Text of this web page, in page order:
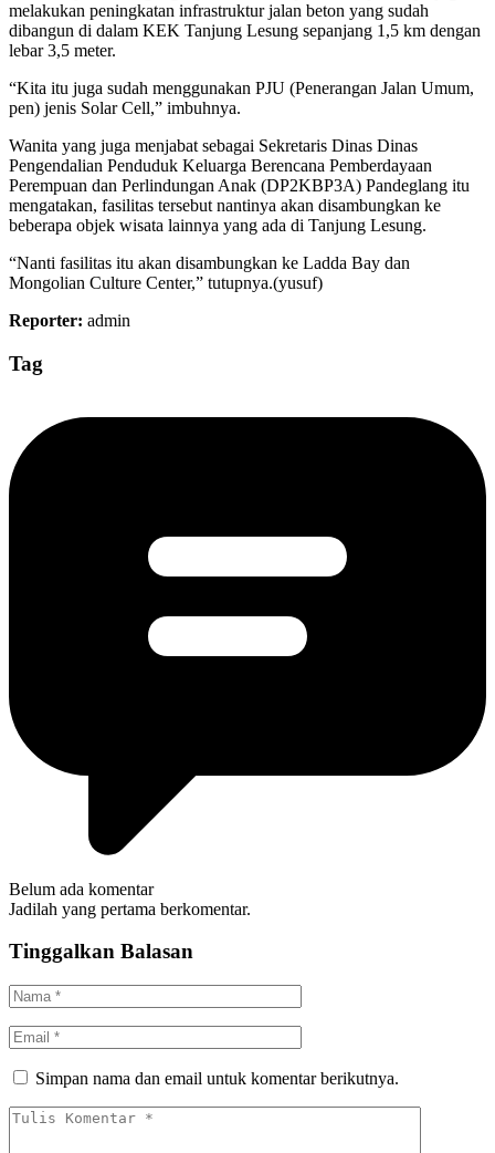
melakukan peningkatan infrastruktur jalan beton yang sudah
dibangun di dalam KEK Tanjung Lesung sepanjang 1,5 km dengan
lebar 3,5 meter.
“Kita itu juga sudah menggunakan PJU (Penerangan Jalan Umum,
pen) jenis Solar Cell,” imbuhnya.
Wanita yang juga menjabat sebagai Sekretaris Dinas Dinas
Pengendalian Penduduk Keluarga Berencana Pemberdayaan
Perempuan dan Perlindungan Anak (DP2KBP3A) Pandeglang itu
mengatakan, fasilitas tersebut nantinya akan disambungkan ke
beberapa objek wisata lainnya yang ada di Tanjung Lesung.
“Nanti fasilitas itu akan disambungkan ke Ladda Bay dan
Mongolian Culture Center,” tutupnya.(yusuf)
Reporter: admin
Tag
Belum ada komentar
Jadilah yang pertama berkomentar.
Tinggalkan Balasan
Simpan nama dan email untuk komentar berikutnya.